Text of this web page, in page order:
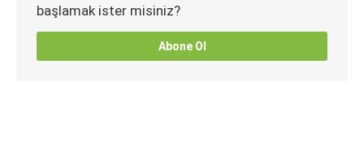
başlamak ister misiniz?
Abone Ol